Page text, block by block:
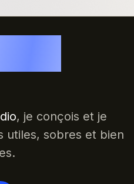
, je conçois et je
utiles, sobres et bien